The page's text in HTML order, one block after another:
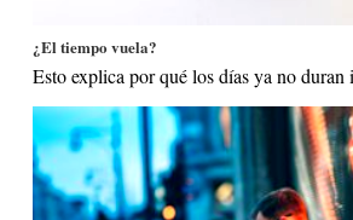
¿El tiempo vuela?
Esto explica por qué los días ya no duran